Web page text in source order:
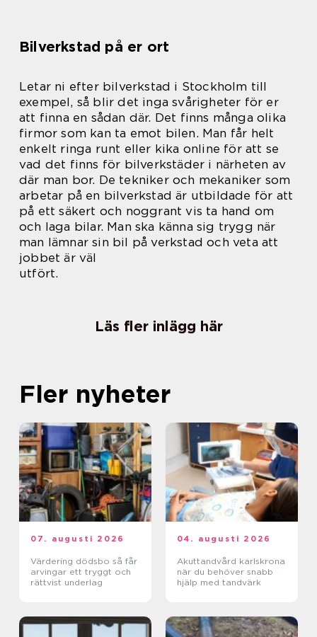
Bilverkstad på er ort
Letar ni efter bilverkstad i Stockholm till
exempel, så blir det inga svårigheter för er
att finna en sådan där. Det finns många olika
firmor som kan ta emot bilen. Man får helt
enkelt ringa runt eller kika online för att se
vad det finns för bilverkstäder i närheten av
där man bor. De tekniker och mekaniker som
arbetar på en bilverkstad är utbildade för att
på ett säkert och noggrant vis ta hand om
och laga bilar. Man ska känna sig trygg när
man lämnar sin bil på verkstad och veta att
jobbet är väl
utfört.
Läs fler inlägg här
Fler nyheter
07. augusti 2026
Värdering dödsbo så får
arvingar ett tryggt och
rättvist underlag
04. augusti 2026
Akuttandvård karlskrona
när du behöver snabb
hjälp med tandvärk